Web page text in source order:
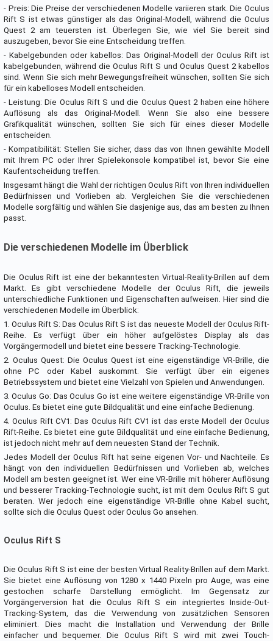
- Preis: Die Preise der verschiedenen Modelle variieren stark. Die Oculus
Rift S ist etwas günstiger als das Original-Modell, während die Oculus
Quest 2 am teuersten ist. Überlegen Sie, wie viel Sie bereit sind
auszugeben, bevor Sie eine Entscheidung treffen.
- Kabelgebunden oder kabellos: Das Original-Modell der Oculus Rift ist
kabelgebunden, während die Oculus Rift S und Oculus Quest 2 kabellos
sind. Wenn Sie sich mehr Bewegungsfreiheit wünschen, sollten Sie sich
für ein kabelloses Modell entscheiden.
- Leistung: Die Oculus Rift S und die Oculus Quest 2 haben eine höhere
Auflösung als das Original-Modell. Wenn Sie also eine bessere
Grafikqualität wünschen, sollten Sie sich für eines dieser Modelle
entscheiden.
- Kompatibilität: Stellen Sie sicher, dass das von Ihnen gewählte Modell
mit Ihrem PC oder Ihrer Spielekonsole kompatibel ist, bevor Sie eine
Kaufentscheidung treffen.
Insgesamt hängt die Wahl der richtigen Oculus Rift von Ihren individuellen
Bedürfnissen und Vorlieben ab. Vergleichen Sie die verschiedenen
Modelle sorgfältig und wählen Sie dasjenige aus, das am besten zu Ihnen
passt.
Die verschiedenen Modelle im Überblick
Die Oculus Rift ist eine der bekanntesten Virtual-Reality-Brillen auf dem
Markt. Es gibt verschiedene Modelle der Oculus Rift, die jeweils
unterschiedliche Funktionen und Eigenschaften aufweisen. Hier sind die
verschiedenen Modelle im Überblick:
1. Oculus Rift S: Das Oculus Rift S ist das neueste Modell der Oculus Rift-
Reihe. Es verfügt über ein höher aufgelöstes Display als das
Vorgängermodell und bietet eine bessere Tracking-Technologie.
2. Oculus Quest: Die Oculus Quest ist eine eigenständige VR-Brille, die
ohne PC oder Kabel auskommt. Sie verfügt über ein eigenes
Betriebssystem und bietet eine Vielzahl von Spielen und Anwendungen.
3. Oculus Go: Das Oculus Go ist eine weitere eigenständige VR-Brille von
Oculus. Es bietet eine gute Bildqualität und eine einfache Bedienung.
4. Oculus Rift CV1: Das Oculus Rift CV1 ist das erste Modell der Oculus
Rift-Reihe. Es bietet eine gute Bildqualität und eine einfache Bedienung,
ist jedoch nicht mehr auf dem neuesten Stand der Technik.
Jedes Modell der Oculus Rift hat seine eigenen Vor- und Nachteile. Es
hängt von den individuellen Bedürfnissen und Vorlieben ab, welches
Modell am besten geeignet ist. Wer eine VR-Brille mit höherer Auflösung
und besserer Tracking-Technologie sucht, ist mit dem Oculus Rift S gut
beraten. Wer jedoch eine eigenständige VR-Brille ohne Kabel sucht,
sollte sich die Oculus Quest oder Oculus Go ansehen.
Oculus Rift S
Die Oculus Rift S ist eine der besten Virtual Reality-Brillen auf dem Markt.
Sie bietet eine Auflösung von 1280 x 1440 Pixeln pro Auge, was eine
gestochen scharfe Darstellung ermöglicht. Im Gegensatz zur
Vorgängerversion hat die Oculus Rift S ein integriertes Inside-Out-
Tracking-System, das die Verwendung von zusätzlichen Sensoren
eliminiert. Dies macht die Installation und Verwendung der Brille
einfacher und bequemer. Die Oculus Rift S wird mit zwei Touch-